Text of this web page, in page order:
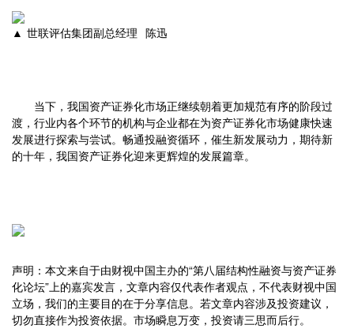
▲ 世联评估集团副总经理 陈迅
当下，我国资产证券化市场正继续朝着更加规范有序的阶段过
渡，行业内各个环节的机构与企业都在为资产证券化市场健康快速
发展进行探索与尝试。畅通投融资循环，催生新发展动力，期待新
的十年，我国资产证券化迎来更辉煌的发展篇章。
声明：本文来自于由财视中国主办的“第八届结构性融资与资产证券
化论坛”上的嘉宾发言，文章内容仅代表作者观点，不代表财视中国
立场，我们的主要目的在于分享信息。若文章内容涉及投资建议，
切勿直接作为投资依据。市场瞬息万变，投资请三思而后行。